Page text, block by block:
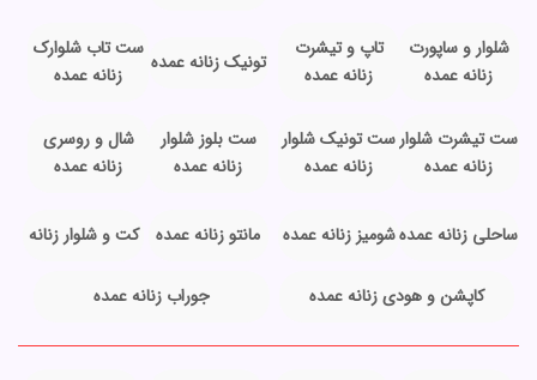
شلوار و ساپورت
زنانه عمده
تاپ و تیشرت
زنانه عمده
تونیک زنانه عمده
ست تاب شلوارک
زنانه عمده
ست تیشرت شلوار
زنانه عمده
ست تونیک شلوار
زنانه عمده
ست بلوز شلوار
زنانه عمده
شال و روسری
زنانه عمده
ساحلی زنانه عمدهشومیز زنانه عمده مانتو زنانه عمده کت و شلوار زنانه
کاپشن و هودی زنانه عمده جوراب زنانه عمده